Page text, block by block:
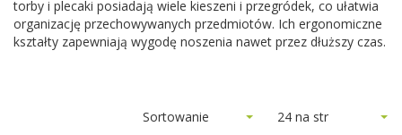
torby i plecaki posiadają wiele kieszeni i przegródek, co ułatwia
organizację przechowywanych przedmiotów. Ich ergonomiczne
kształty zapewniają wygodę noszenia nawet przez dłuższy czas.
Sortowanie 24 na str